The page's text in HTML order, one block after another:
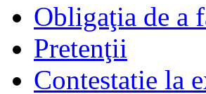
Obligaţia de a
Pretenţii
Contestatie la